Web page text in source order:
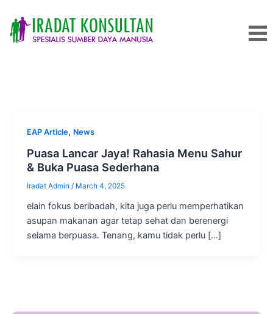
content
EAP Article, News
Puasa Lancar Jaya! Rahasia Menu Sahur
& Buka Puasa Sederhana
Iradat Admin/ March 4, 2025
elain fokus beribadah, kita juga perlu memperhatikan
asupan makanan agar tetap sehat dan berenergi
selama berpuasa. Tenang, kamu tidak perlu […]